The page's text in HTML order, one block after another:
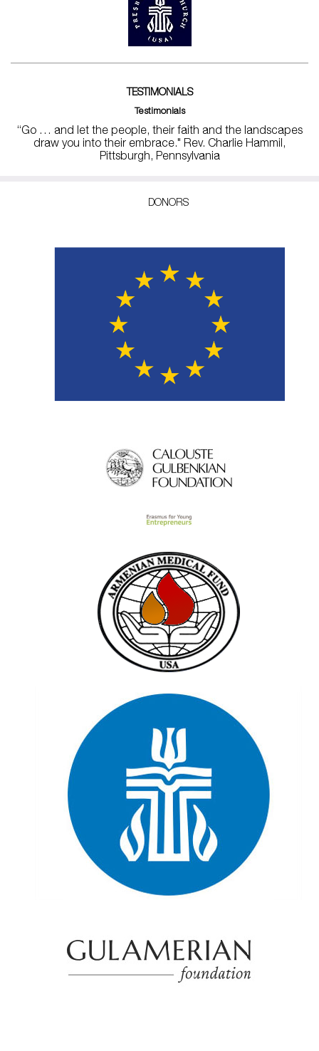
TESTIMONIALS
Testimonials
“Go … and let the people, their faith and the landscapes
draw you into their embrace." Rev. Charlie Hammil,
Pittsburgh, Pennsylvania
DONORS